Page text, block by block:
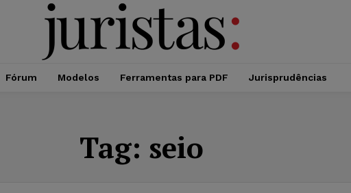
Fórum Modelos Ferramentas para PDF Jurisprudências
Tag: seio